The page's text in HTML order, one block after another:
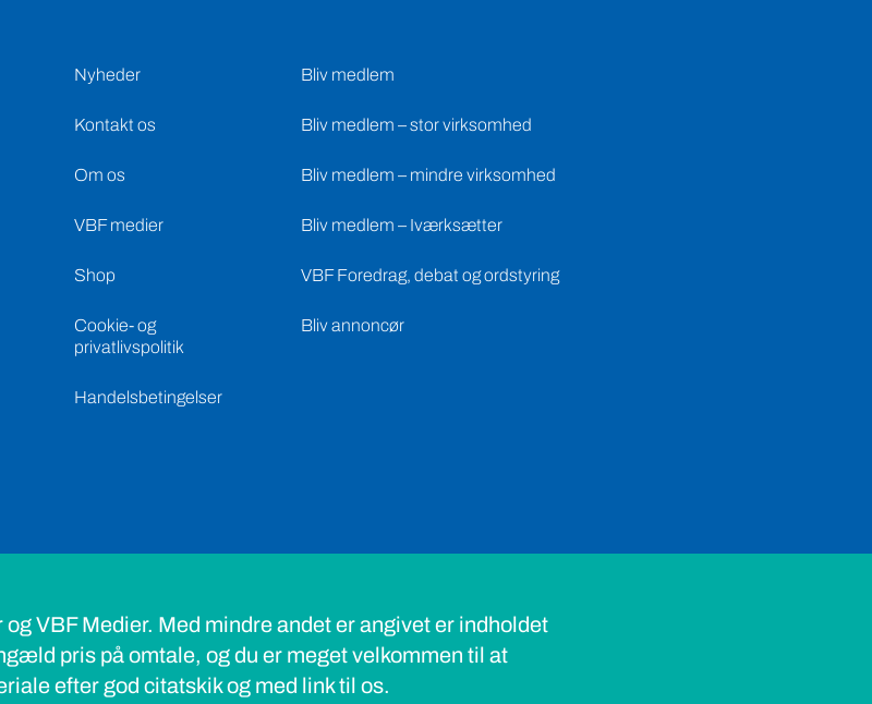
Nyheder
Kontakt os
Om os
VBF medier
Shop
Cookie- og
privatlivspolitik
Handelsbetingelser
Bliv medlem
Bliv medlem – stor virksomhed
Bliv medlem – mindre virksomhed
Bliv medlem – Iværksætter
VBF Foredrag, debat og ordstyring
Bliv annoncør
VBF Medier. Med mindre andet er angivet er indholdet
pris på omtale, og du er meget velkommen til at
efter god citatskik og med link til os.